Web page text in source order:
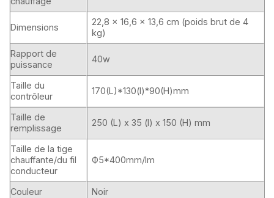
Dimensions
22,8 × 16,6 × 13,6 cm (poids brut de 4
kg)
Rapport de
puissance
40w
Taille du
contrôleur
170(L)*130(l)*90(H)mm
Taille de
remplissage
250 (L) x 35 (l) x 150 (H) mm
Taille de la tige
chauffante/du fil
conducteur
Ф5*400mm/lm
Couleur Noir